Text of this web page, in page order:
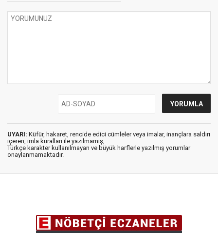
UYARI: Küfür, hakaret, rencide edici cümleler veya imalar, inançlara saldırı
içeren, imla kuralları ile yazılmamış,
Türkçe karakter kullanılmayan ve büyük harflerle yazılmış yorumlar
onaylanmamaktadır.